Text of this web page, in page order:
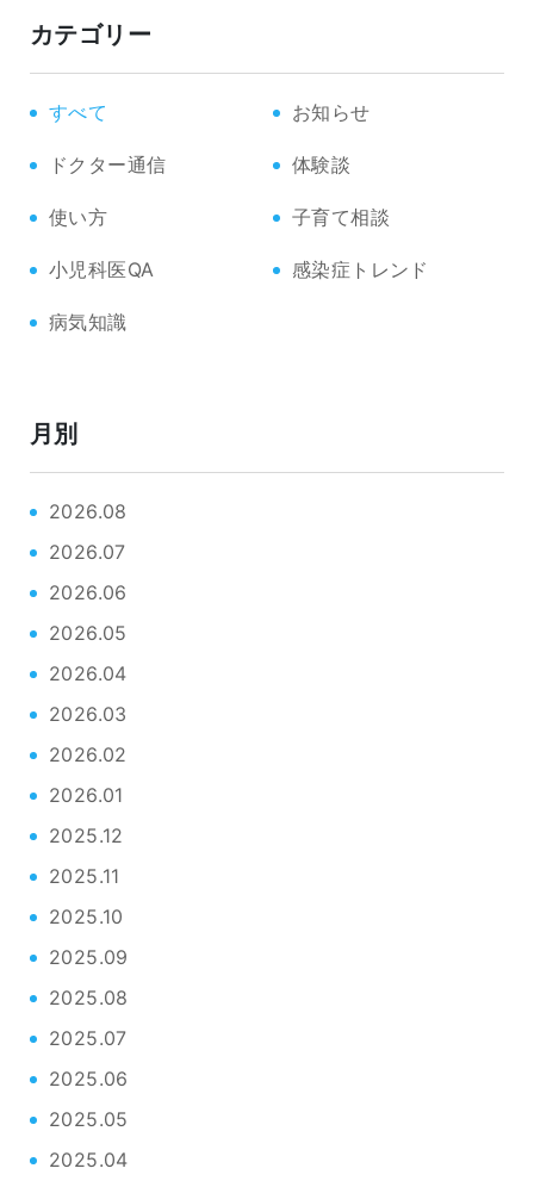
カテゴリー
すべて お知らせ
ドクター通信 体験談
使い方 子育て相談
小児科医QA 感染症トレンド
病気知識
月別
2026.08
2026.07
2026.06
2026.05
2026.04
2026.03
2026.02
2026.01
2025.12
2025.11
2025.10
2025.09
2025.08
2025.07
2025.06
2025.05
2025.04